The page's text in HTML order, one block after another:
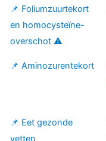
📌 Foliumzuurtekort
en homocysteïne-
overschot ⚠️
📌 Aminozurentekort
📌 Eet gezonde
vetten